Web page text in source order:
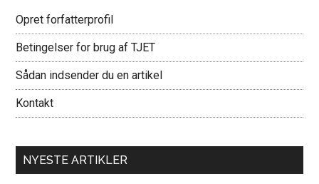
Opret forfatterprofil
Betingelser for brug af TJET
Sådan indsender du en artikel
Kontakt
NYESTE ARTIKLER